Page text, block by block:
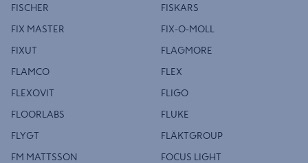
FISCHER FISKARS
FIX MASTER FIX-O-MOLL
FIXUT FLAGMORE
FLAMCO FLEX
FLEXOVIT FLIGO
FLOORLABS FLUKE
FLYGT FLÄKTGROUP
FM MATTSSON FOCUS LIGHT